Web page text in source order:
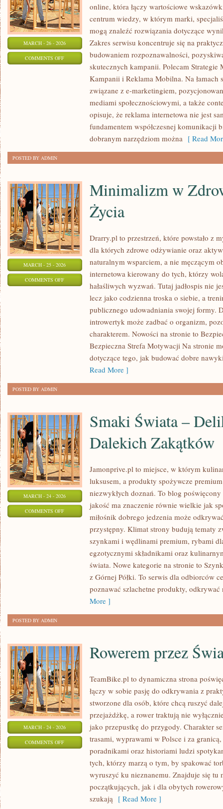
MARCH - 26 - 2026
COMMENTS OFFON
MARKETING
online, która łączy wartościowe
centrum wiedzy, w którym marki,
mogą znaleźć rozwiązania dotyczące
Zakres serwisu koncentruje się na
budowaniem rozpoznawalności,
skutecznych kampanii. Polecam Strategie
Kampanii i Reklama Mobilna. Na łamach
związane z e-marketingiem,
mediami społecznościowymi, a także
opisuje, że reklama internetowa nie jest
fundamentem współczesnej komunikacji
dobranym narzędziom można [ Read
POSTED BY ADMIN
MARCH - 25 - 2026
COMMENTS OFFON
Minimalizm w
Życia
Drarry.pl to przestrzeń, które powstało z
dla których zdrowe odżywianie oraz
naturalnym wsparciem, a nie męczącym
internetowa kierowany do tych, którzy
hałaśliwych wyzwań. Tutaj jadłospis nie
lecz jako codzienna troska o siebie, a
publicznego udowadniania swojej formy.
introwertyk może zadbać o organizm,
charakterem. Nowości na stronie to
Bezpieczna Strefa Motywacji Na stronie
dotyczące tego, jak budować dobre
Read More ]
POSTED BY ADMIN
MARCH - 24 - 2026
COMMENTS OFFON
ZAKĄTKÓW
Smaki Świata –
Dalekich Zakątków
Jamonprive.pl to miejsce, w którym
luksusem, a produkty spożywcze
niezwykłych doznań. To blog
jakość ma znaczenie równie wielkie jak
miłośnik dobrego jedzenia może
przystępny. Klimat strony budują tematy
szynkami i wędlinami premium, rybami
egzotycznymi składnikami oraz
świata. Nowe kategorie na stronie to
z Górnej Półki. To serwis dla odbiorców
poznawać szlachetne produkty,
More ]
POSTED BY ADMIN
MARCH - 24 - 2026
COMMENTS OFFON
Rowerem przez
TeamBike.pl to dynamiczna strona
łączy w sobie pasję do odkrywania z
stworzone dla osób, które chcą ruszyć
przejażdżkę, a rower traktują nie
jako przepustkę do przygody. Charakter
trasami, wyprawami w Polsce i za
poradnikami oraz historiami ludzi
tych, którzy marzą o tym, by spakować
wyruszyć ku nieznanemu. Znajduje się tu
początkujących, jak i dla obytych
szukają [ Read More ]